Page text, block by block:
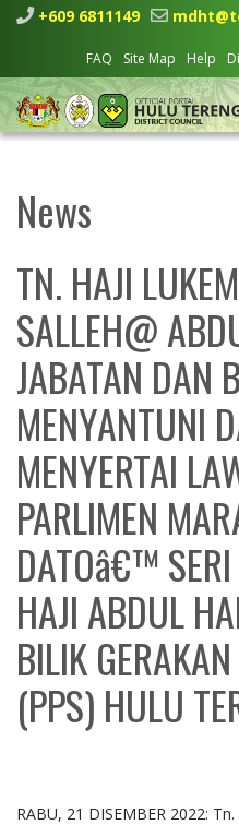
+609 6811149
FAQ Site Map Help
News
TN. HAJI
SALLEH@
JABATAN DAN
MENYANTUNI
MENYERTAI
PARLIMEN
DATOâ€™
HAJI ABDUL
BILIK
(PPS) HULU
RABU, 21 DISEMBER 2022: